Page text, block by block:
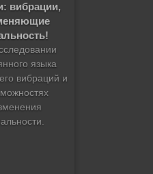
вибрации,
языка
вибраций и